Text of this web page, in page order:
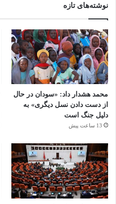
نوشته‌های تازه
محمد هشدار داد: «سودان در حال
از دست دادن نسل دیگری» به
دلیل جنگ است
13 ساعت پیش